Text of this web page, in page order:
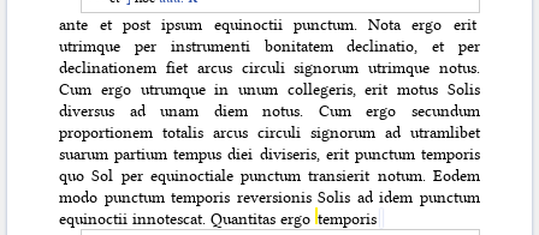
ante et post ipsum equinoctii punctum. Nota ergo erit
utrimque per instrumenti bonitatem declinatio, et per
declinationem fiet arcus circuli signorum utrimque notus.
Cum ergo utrumque in unum collegeris, erit motus Solis
diversus ad unam diem notus. Cum ergo secundum
proportionem totalis arcus circuli signorum ad utramlibet
suarum partium tempus diei diviseris, erit punctum temporis
quo Sol per equinoctiale punctum transierit notum. Eodem
modo punctum temporis reversionis Solis ad idem punctum
equinoctii innotescat. Quantitas ergo temporis